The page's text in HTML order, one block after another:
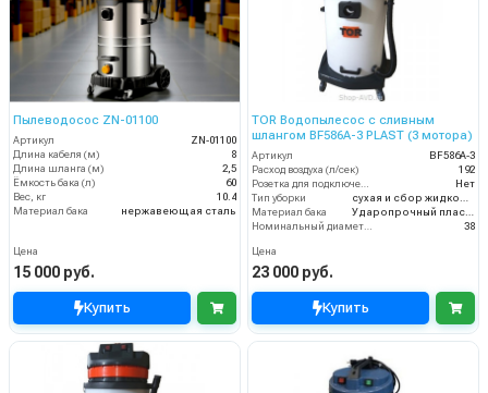
Пылеводосос ZN-01100
Артикул
ZN-01100
Длина кабеля (м)
8
Длина шланга (м)
2,5
Ёмкость бака (л)
60
Вес, кг
10.4
Материал бака
нержавеющая сталь
Цена
15 000 руб.
Купить
TOR Водопылесос с сливным
шлангом BF586A-3 PLAST (3 мотора)
Артикул
BF586A-3
Расход воздуха (л/сек)
192
Нет
Тип уборки
Материал бака
38
Цена
23 000 руб.
Купить